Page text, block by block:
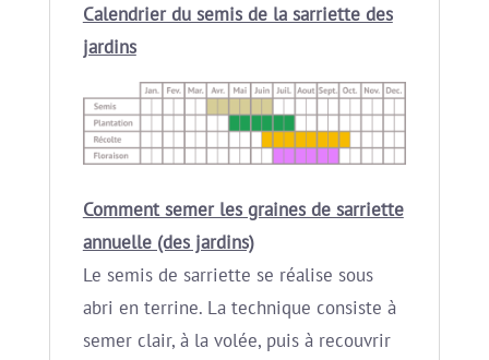
Calendrier du semis de la sarriette des
jardins
Comment semer les graines de sarriette
annuelle (des jardins)
Le semis de sarriette se réalise sous
abri en terrine. La technique consiste à
semer clair, à la volée, puis à recouvrir